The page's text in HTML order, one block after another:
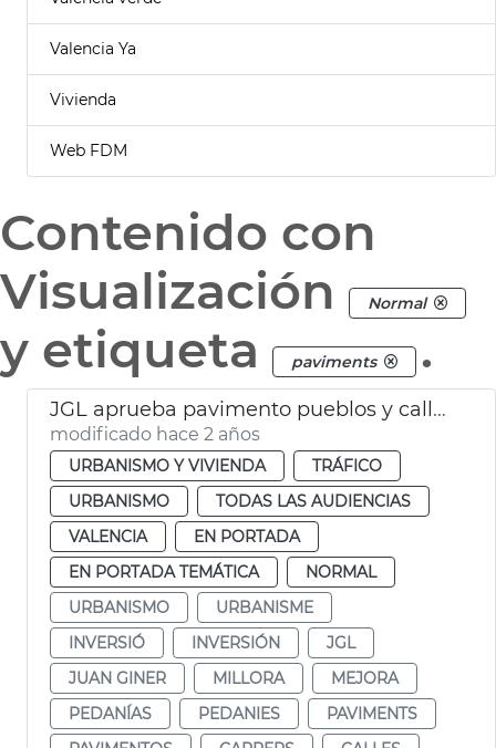
Valencia Ya
Vivienda
Web FDM
Contenido con
Visualización
Normal
y etiqueta paviments .
JGL aprueba pavimento pueblos y calles València
modificado hace 2 años
URBANISMO Y VIVIENDA
TRÁFICO
URBANISMO
TODAS LAS AUDIENCIAS
VALENCIA
EN PORTADA
EN PORTADA TEMÁTICA
NORMAL
URBANISMO
URBANISME
INVERSIÓ
INVERSIÓN
JGL
JUAN GINER
MILLORA
MEJORA
PEDANÍAS
PEDANIES
PAVIMENTS